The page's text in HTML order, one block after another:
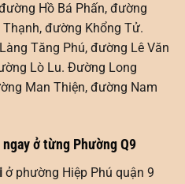
Hồ Bá Phấn, đường
đường Khổng Tử.
Tăng Phú, đường Lê Văn
Lò Lu. Đường Long
Man Thiện, đường Nam
ở từng Phường Q9
ở phường Hiệp Phú quận 9